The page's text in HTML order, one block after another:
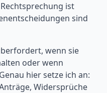
ist
sind
wenn sie
oder wenn
hier setze ich an:
Widersprüche